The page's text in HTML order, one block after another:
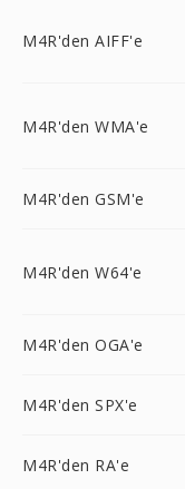
M4R'den AIFF'e
M4R'den WMA'e
M4R'den GSM'e
M4R'den W64'e
M4R'den OGA'e
M4R'den SPX'e
M4R'den RA'e